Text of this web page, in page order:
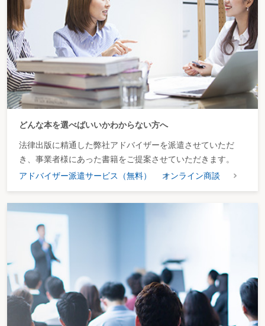
〇他の使用人と異なる時期に支給した使用人兼務役員に対する賞与
３ 定期同額給与
ミス事例
〇期首から4か月以降の支給額から改定された役員給与
〇好調な業績による役員給与の増額
〇期首から3か月経過後に決議された役員給与の増額改定
〇業績目標の未達による役員給与の減額
〇定時株主総会による期首まで遡った増額支給の決議
〇未払計上した役員給与
〇期中における地位の変更に伴う役員給与の増額改定
ミス事例
〇複数の役員に係る事前届出額のうち一部だけ減額支給した場合
５ 業績連動給与
ミス事例
〇同族会社が支給する業績連動給与
６ 経済的利益
ミス事例
〇役員の結婚披露宴費用
〇特定の役員を被保険者等とする生命保険料の負担
第２ 給与と外注費
１ 給与と外注費との税務上の取扱いの相違
ミス事例
〇完全歩合制による対価の支給
２ 給与と外注費の区分
ミス事例
〇顧客接待サービスのスタッフに支給する時間給
〇日当計算により支給する大工職人への対価
〇自己の車両を持ち込むドライバーに対する対価（運送業)
どんな本を選べばいいかわからない方へ
法律出版に精通した弊社アドバイザーを派遣させていただ
き、事業者様にあった書籍をご提案させていただきます。
アドバイザー派遣サービス（無料）
オンライン商談